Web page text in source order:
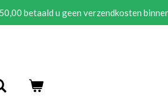
betaald u geen verzendkosten